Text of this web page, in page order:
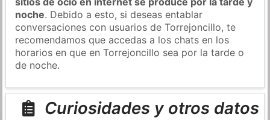
noche. Debido a esto, si deseas entablar
conversaciones con usuarios de Torrejoncillo, te
recomendamos que accedas a los chats en los
horarios en que en Torrejoncillo sea por la tarde o
de noche.
Curiosidades y otros datos